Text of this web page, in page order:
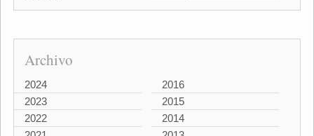
Archivo
2024
2023
2022
2016
2015
2014